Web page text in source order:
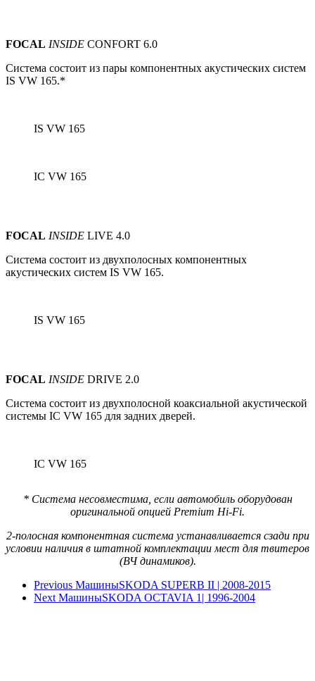
FOCAL INSIDE CONFORT 6.0
Система состоит из пары компонентных акустических систем
IS VW 165.*
IS VW 165
IC VW 165
FOCAL INSIDE LIVE 4.0
Система состоит из двухполосных компонентных
акустических систем IS VW 165.
IS VW 165
FOCAL INSIDE DRIVE 2.0
Система состоит из двухполосной коаксиальной акустической
системы IC VW 165 для задних дверей.
IC VW 165
* Система несовместима, если автомобиль оборудован
оригинальной опцией Premium Hi-Fi.
2-полосная компонентная система устанавливается сзади при
условии наличия в штатной комплектации мест для твитеров
(ВЧ динамиков).
Previous МашиныSKODA SUPERB II | 2008-2015
Next МашиныSKODA OCTAVIA 1| 1996-2004